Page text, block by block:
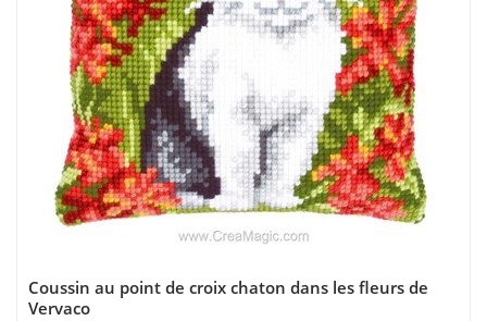
Coussin au point de croix chaton dans les fleurs de
Vervaco